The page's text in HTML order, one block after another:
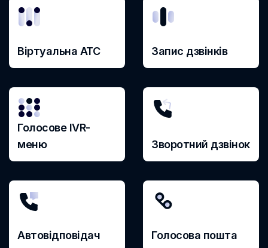
Маврикий
Малайзия
Мали
Мальта
Марокко
Мексика
Монтсеррат
Віртуальна АТС Запис дзвінків
Голосове IVR-
меню
Зворотний дзвінок
Автовідповідач Голосова пошта